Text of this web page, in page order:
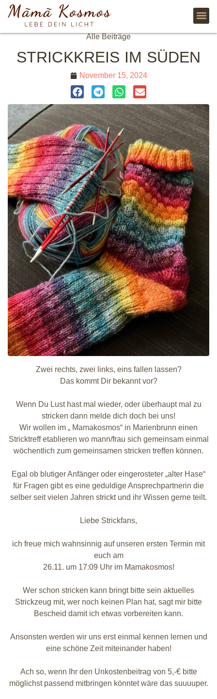
Alle Beiträge
STRICKKREIS IM SÜDEN
November 15, 2024
Zwei rechts, zwei links, eins fallen lassen?
Das kommt Dir bekannt vor?
Wenn Du Lust hast mal wieder, oder überhaupt mal zu
stricken dann melde dich doch bei uns!
Wir wollen im „ Mamakosmos“ in Marienbrunn einen
Stricktreff etablieren wo mann/frau sich gemeinsam einmal
wöchentlich zum gemeinsamen stricken treffen können.
Egal ob blutiger Anfänger oder eingerosteter „alter Hase“
für Fragen gibt es eine geduldige Ansprechpartnerin die
selber seit vielen Jahren strickt und ihr Wissen gerne teilt.
Liebe Strickfans,
ich freue mich wahnsinnig auf unseren ersten Termin mit
euch am
26.11. um 17:09 Uhr im Mamakosmos!
Wer schon stricken kann bringt bitte sein aktuelles
Strickzeug mit, wer noch keinen Plan hat, sagt mir bitte
Bescheid damit ich etwas vorbereiten kann.
Ansonsten werden wir uns erst einmal kennen lernen und
eine schöne Zeit miteinander haben!
Ach so, wenn Ihr den Unkostenbeitrag von 5,-€ bitte
möglichst passend mitbringen könntet wäre das suuuuper.